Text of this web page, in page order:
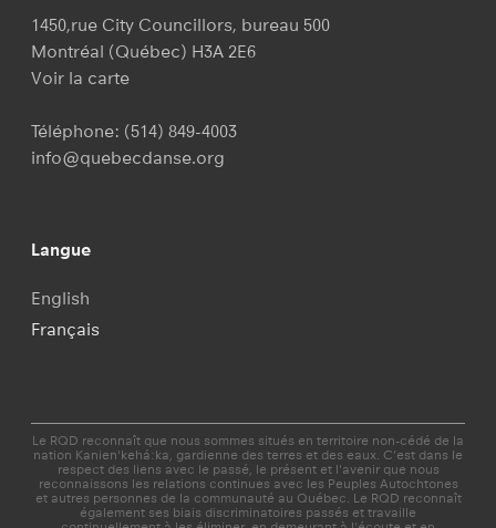
1450,rue City Councillors, bureau 500
Montréal (Québec) H3A 2E6
Voir la carte
Téléphone: (514) 849-4003
info@quebecdanse.org
Langue
English
Français
Le RQD reconnaît que nous sommes situés en territoire non-cédé de la
nation Kanien'kehá:ka, gardienne des terres et des eaux. C’est dans le
respect des liens avec le passé, le présent et l'avenir que nous
reconnaissons les relations continues avec les Peuples Autochtones
et autres personnes de la communauté au Québec. Le RQD reconnaît
également ses biais discriminatoires passés et travaille